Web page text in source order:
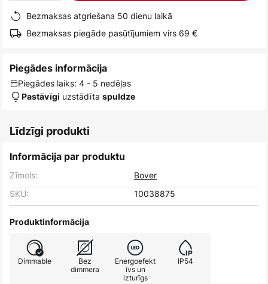
Bezmaksas atgriešana 50 dienu laikā
Bezmaksas piegāde pasūtījumiem virs 69 €
Piegādes informācija
Piegādes laiks: 4 - 5 nedēļas
Pastāvīgi uzstādīta spuldze
Līdzīgi produkti
Informācija par produktu
Zīmols:
Bover
SKU:
10038875
Produktinformācija
Dimmable
Bez
dimmera
Energoefekt
īvs un
izturīgs
IP54